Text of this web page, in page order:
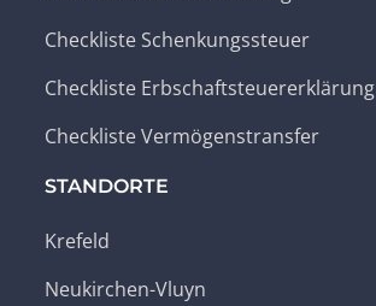
Checkliste Schenkungssteuer
Checkliste Erbschaftsteuererklärung
Checkliste Vermögenstransfer
STANDORTE
Krefeld
Neukirchen-Vluyn